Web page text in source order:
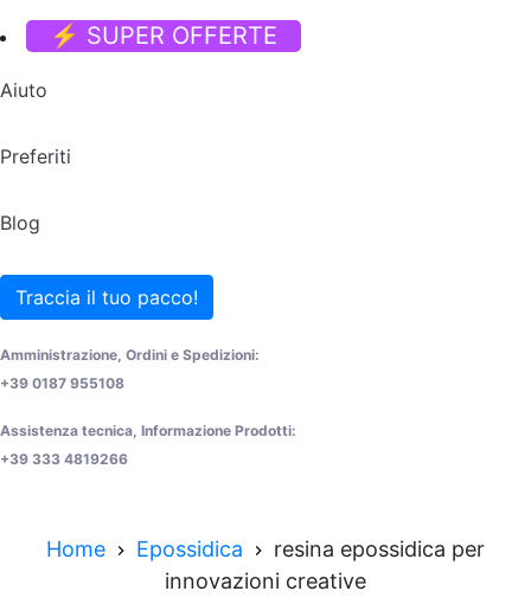
⚡ SUPER OFFERTE
Aiuto
Preferiti
Blog
Traccia il tuo pacco!
Amministrazione, Ordini e Spedizioni:
+39 0187 955108
Assistenza tecnica, Informazione Prodotti:
+39 333 4819266
Home Epossidica
resina epossidica per
innovazioni creative